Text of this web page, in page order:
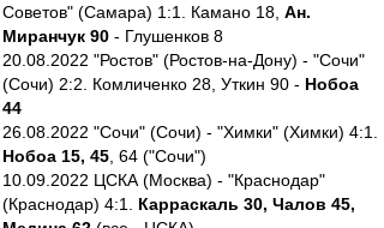
Советов" (Самара) 1:1. Камано 18, Ан.
Миранчук 90 - Глушенков 8
20.08.2022 "Ростов" (Ростов-на-Дону) - "Сочи"
(Сочи) 2:2. Комличенко 28, Уткин 90 - Нобоа
44
26.08.2022 "Сочи" (Сочи) - "Химки" (Химки) 4:1.
Нобоа 15, 45 , 64 ("Сочи")
10.09.2022 ЦСКА (Москва) - "Краснодар"
(Краснодар) 4:1. Карраскаль 30, Чалов 45,